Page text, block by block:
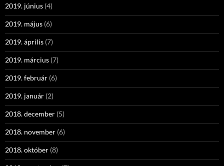
2019. június (4)
2019. május (6)
2019. április (7)
2019. március (7)
2019. február (6)
2019. január (2)
2018. december (5)
2018. november (6)
2018. október (8)